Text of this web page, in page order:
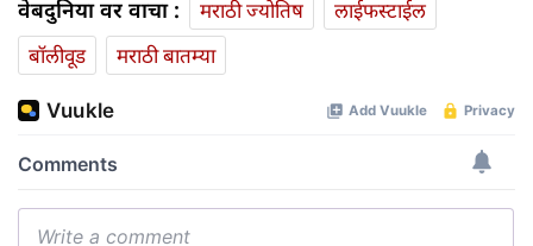
वेबदुनिया वर वाचा : मराठी ज्योतिष
लाईफस्टाईल
बॉलीवूड
मराठी बातम्या